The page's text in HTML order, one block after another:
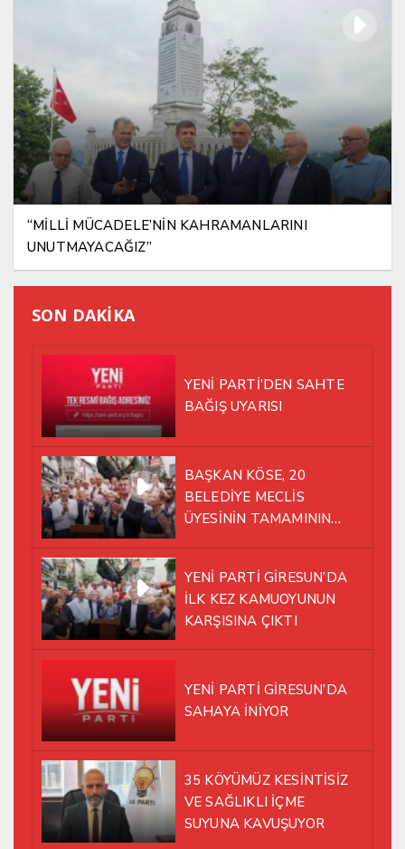
“MİLLİ MÜCADELE’NİN KAHRAMANLARINI
UNUTMAYACAĞIZ”
SON DAKİKA
YENİ PARTİ’DEN SAHTE
BAĞIŞ UYARISI
BAŞKAN KÖSE, 20
BELEDİYE MECLİS
ÜYESİNİN TAMAMININ
YÜRÜMEYE KARAR VERDİK
YENİ PARTİ GİRESUN’DA
İLK KEZ KAMUOYUNUN
KARŞISINA ÇIKTI
YENİ PARTİ GİRESUN’DA
SAHAYA İNİYOR
35 KÖYÜMÜZ KESİNTİSİZ
VE SAĞLIKLI İÇME
SUYUNA KAVUŞUYOR